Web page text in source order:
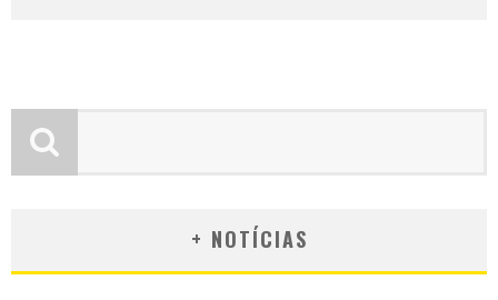
+ NOTÍCIAS